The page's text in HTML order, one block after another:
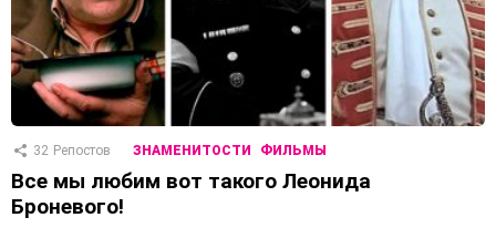
32 Репостов ЗНАМЕНИТОСТИ ФИЛЬМЫ
Все мы любим вот такого Леонида
Броневого!